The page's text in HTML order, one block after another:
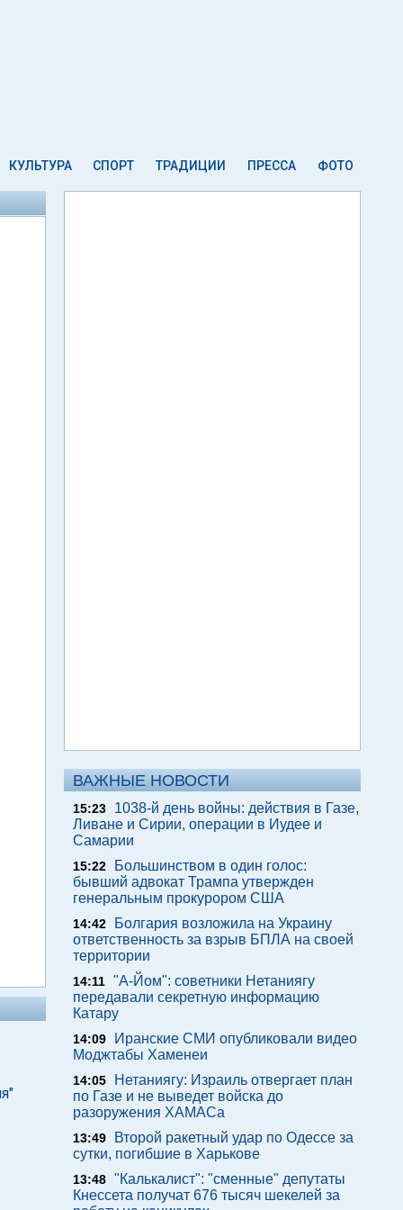
КУЛЬТУРА СПОРТ ТРАДИЦИИ ПРЕССА ФОТО
ВАЖНЫЕ НОВОСТИ
15:23
1038-й день войны: действия в Газе,
Ливане и Сирии, операции в Иудее и
Самарии
15:22
Большинством в один голос:
бывший адвокат Трампа утвержден
генеральным прокурором США
14:42
Болгария возложила на Украину
ответственность за взрыв БПЛА на своей
территории
14:11 "А-Йом": советники Нетаниягу
передавали секретную информацию
Катару
14:09
Иранские СМИ опубликовали видео
Моджтабы Хаменеи
14:05
Нетаниягу: Израиль отвергает план
по Газе и не выведет войска до
разоружения ХАМАСа
13:49
Второй ракетный удар по Одессе за
сутки, погибшие в Харькове
13:48 "Калькалист": "сменные" депутаты
Кнессета получат 676 тысяч шекелей за